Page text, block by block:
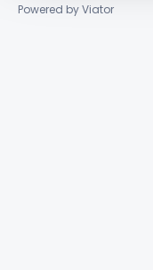
Powered by Viator